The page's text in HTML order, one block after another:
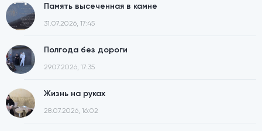
Память высеченная в камне
31.07.2026, 17:45
Полгода без дороги
29.07.2026, 17:35
Жизнь на руках
28.07.2026, 16:02